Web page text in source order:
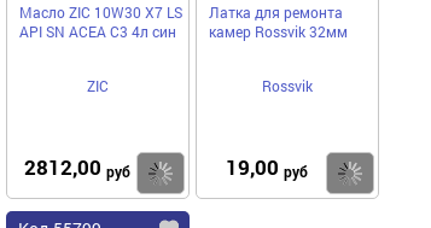
Масло ZIC 10W30 X7 LS
API SN ACEA C3 4л син
ZIC
2812,00 руб Купить
Латка для ремонта
камер Rossvik 32мм
Rossvik
19,00 руб